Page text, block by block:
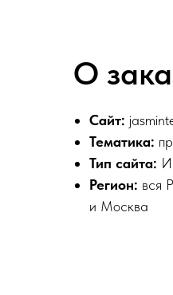
О
Сайт:
Тематика:
Тип сайта:
Регион: вся
и Москва